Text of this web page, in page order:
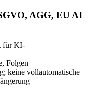
AGG, EU AI
für KI-
Folgen
keine vollautomatische